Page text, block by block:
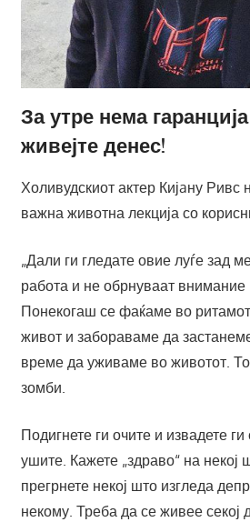
За утре нема
живејте денес!
Холивудскиот актер Кијaну Ривс
важна животна лекција со
„Дали ги гледате овие луѓе зад
работа и не обрнуваат
Понекогаш се фаќаме во
живот и забораваме да
време да уживаме во животот.
зомби.
Подигнете ги очите и извадете
ушите. Кажете „здраво“ на некој
прегрнете некој што изгледа
некому. Треба да се живее секој